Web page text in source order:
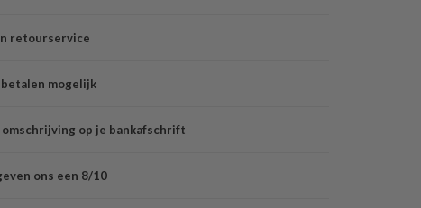
retourservice
mogelijk
op je bankafschrift
ons een 8/10